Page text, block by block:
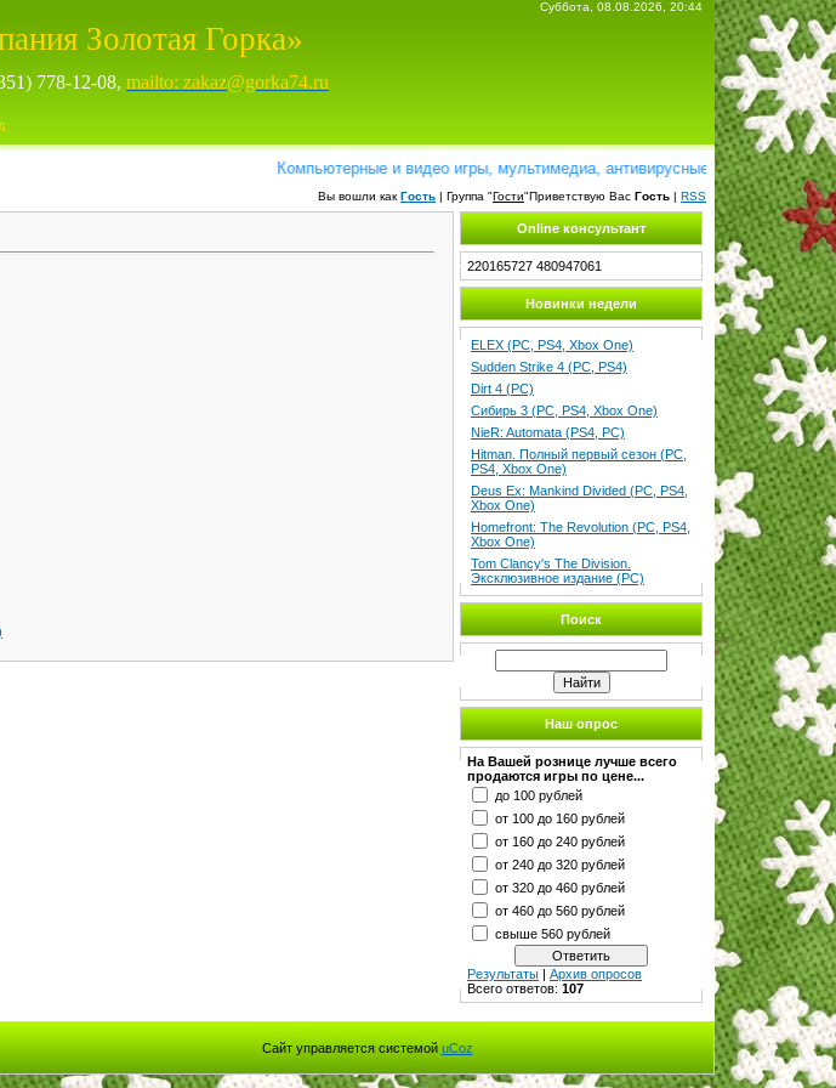
Суббота, 08.08.2026, 20:44
Золотая Горка»
778-12-08, mailto: zakaz@gorka74.ru
Компьютерные и видео игры, мультимедиа, антивирусные программы,
Вы вошли как Гость | Группа "Гости"Приветствую Вас Гость | RSS
Online консультант
220165727 480947061
Новинки недели
ELEX (PC, PS4, Xbox One)
Sudden Strike 4 (PC, PS4)
Dirt 4 (PC)
Сибирь 3 (PC, PS4, Xbox One)
NieR: Automata (PS4, PC)
Hitman. Полный первый сезон (PC,
PS4, Xbox One)
Deus Ex: Mankind Divided (PC, PS4,
Xbox One)
Homefront: The Revolution (PC, PS4,
Xbox One)
Tom Clancy's The Division.
Эксклюзивное издание (PC)
Поиск
Наш опрос
На Вашей рознице лучше всего
продаются игры по цене...
до 100 рублей
от 100 до 160 рублей
от 160 до 240 рублей
от 240 до 320 рублей
от 320 до 460 рублей
от 460 до 560 рублей
свыше 560 рублей
Результаты | Архив опросов
Всего ответов: 107
Сайт управляется системой uCoz